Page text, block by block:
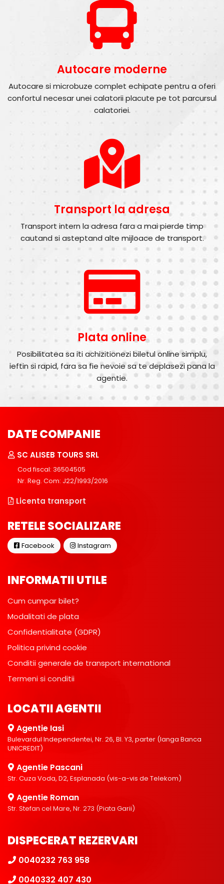
Autocare moderne
Autocare si microbuze complet echipate pentru a oferi
confortul necesar unei calatorii placute pe tot parcursul
calatoriei.
Transport la adresa
Transport intern la adresa fara a mai pierde timp
cautand si asteptand alte mijloace de transport.
Plata online
Posibilitatea sa iti achizitionezi biletul online simplu,
ieftin si rapid, fara sa fie nevoie sa te deplasezi pana la
agentie.
DATE COMPANIE
SC ALISEB TOURS SRL
Cod fiscal: 36504505
Nr. Reg. Com: J22/1993/2016
Licenta transport
RETELE SOCIALIZARE
Facebook Instagram
INFORMATII UTILE
Cum cumpar bilet?
Modalitati de plata
Confidentialitate (GDPR)
Politica privind cookie
Conditii generale de transport international
Termeni si conditii
LOCATII AGENTII
Agentie Iasi
Bulevardul Independentei, Nr. 26, Bl. Y3, parter (langa Banca
UNICREDIT)
Agentie Pascani
Str. Cuza Voda, D2, Esplanada (vis-a-vis de Telekom)
Agentie Roman
Str. Stefan cel Mare, Nr. 273 (Piata Garii)
DISPECERAT REZERVARI
0040232 763 958
0040332 407 430